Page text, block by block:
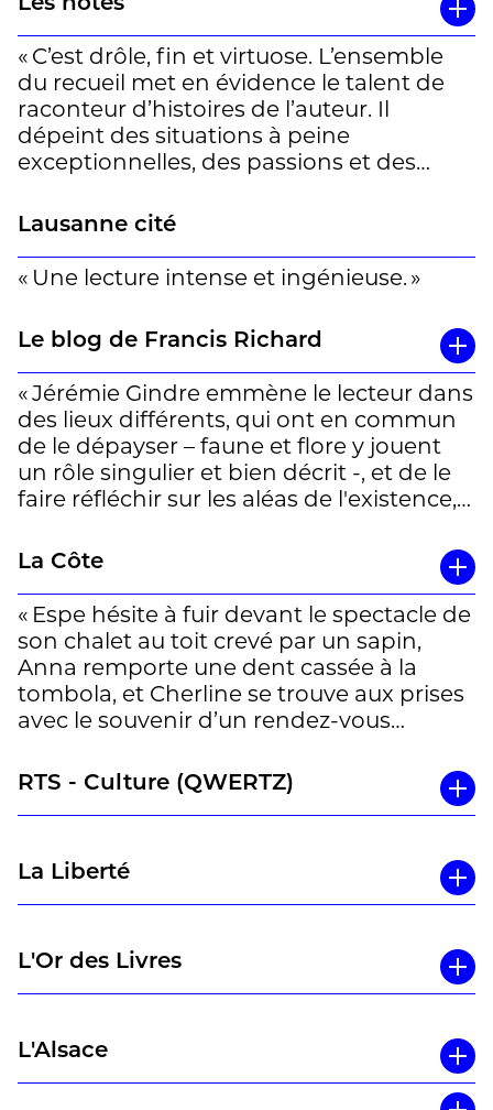
ciment thématique. Au gré de récits
captivants, celui qui a obtenu le Prix
suisse de littérature 2024 raconte les
beautés et fragilités de la vie, ainsi que le
poids du destin. » Eugène d’Alessio
« C’est drôle, fin et virtuose. L’ensemble
du recueil met en évidence le talent de
raconteur d’histoires de l’auteur. Il
dépeint des situations à peine
exceptionnelles, des passions et des
des décors sublimes. Du « nature
dramatiques. » T.R et E.M.
Lausanne cité
« Une lecture intense et ingénieuse. »
Le blog de Francis Richard
« Jérémie Gindre emmène le lecteur dans
des lieux différents, qui ont en commun
de le dépayser – faune et flore y jouent
un rôle singulier et bien décrit -, et de le
faire réfléchir sur les aléas de l'existence,
Richard
La Côte
« Espe hésite à fuir devant le spectacle de
son chalet au toit crevé par un sapin,
Anna remporte une dent cassée à la
tombola, et Cherline se trouve aux prises
avec le souvenir d’un rendez-vous
nouvelles, Jérémie Gindre capte l’esprit
des lieux des Hautes-Alpes, du Jura ou du
frottement et de solitude. Bouleversant,
comme cette visite ratée des chutes avec
comme la maladresse de ce «con qui se
de Coulon
RTS - Culture (QWERTZ)
La Liberté
L'Or des Livres
L'Alsace